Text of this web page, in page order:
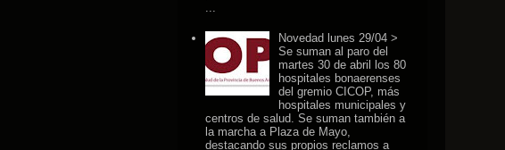
...
Novedad lunes 29/04 >
Se suman al paro del
martes 30 de abril los 80
hospitales bonaerenses
del gremio CICOP, más
hospitales municipales y
centros de salud. Se suman también a
la marcha a Plaza de Mayo,
destacando sus propios reclamos a